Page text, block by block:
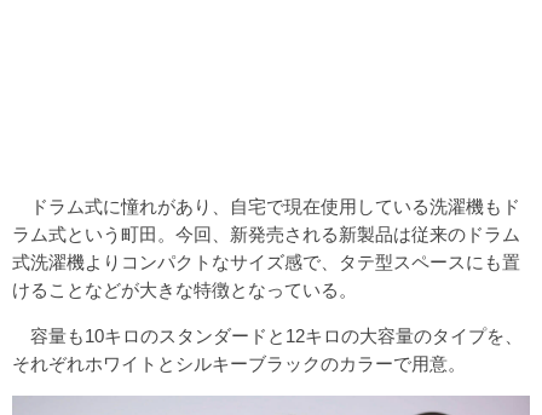
ドラム式に憧れがあり、自宅で現在使用している洗濯機もド
ラム式という町田。今回、新発売される新製品は従来のドラム
式洗濯機よりコンパクトなサイズ感で、タテ型スペースにも置
けることなどが大きな特徴となっている。
容量も10キロのスタンダードと12キロの大容量のタイプを、
それぞれホワイトとシルキーブラックのカラーで用意。